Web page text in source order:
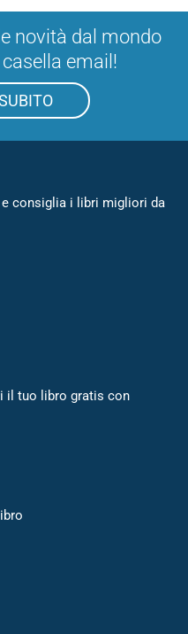
novità dal mondo
email!
consiglia i libri migliori da
il tuo libro gratis con